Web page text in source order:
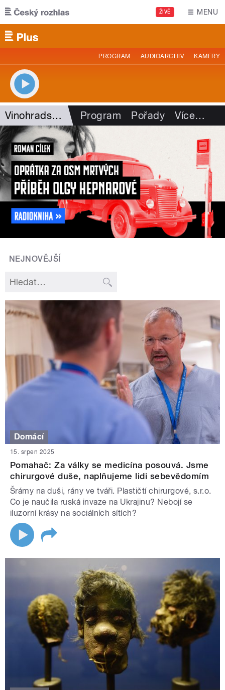
Přejít k hlavnímu obsahu
ŽIVĚ MENU
PROGRAM AUDIOARCHIV KAMERY
Vinohradská 12 Program Pořady Více…
NEJNOVĚJŠÍ
Domácí
15. srpen 2025
Pomahač: Za války se medicína posouvá. Jsme
chirurgové duše, naplňujeme lidi sebevědomím
Šrámy na duši, rány ve tváři. Plastičtí chirurgové, s.r.o.
Co je naučila ruská invaze na Ukrajinu? Nebojí se
iluzorní krásy na sociálních sítích?